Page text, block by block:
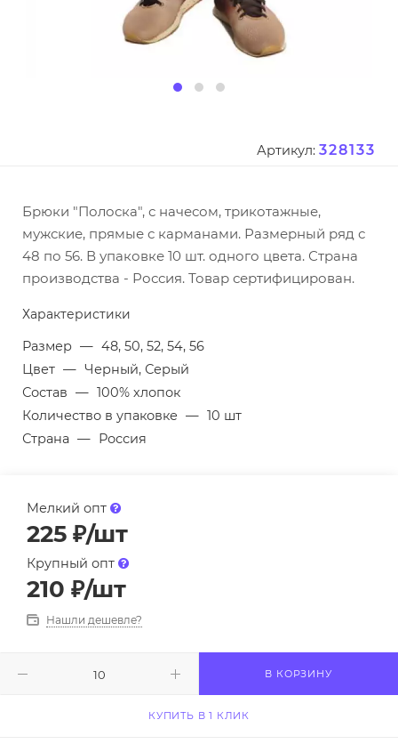
Артикул: 328133
Брюки "Полоска", с начесом, трикотажные,
мужские, прямые с карманами. Размерный ряд с
48 по 56. В упаковке 10 шт. одного цвета. Страна
производства - Россия. Товар сертифицирован.
Характеристики
Размер — 48, 50, 52, 54, 56
Цвет — Черный, Серый
Состав — 100% хлопок
Количество в упаковке — 10 шт
Страна — Россия
Мелкий опт
225 ₽/шт
Крупный опт
210 ₽/шт
Нашли дешевле?
В КОРЗИНУ
КУПИТЬ В 1 КЛИК